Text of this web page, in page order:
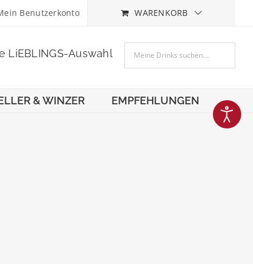
Benutzerkonto WARENKORB
LiEBLINGS-Auswahl
& WINZER EMPFEHLUNGEN